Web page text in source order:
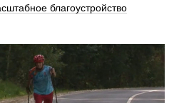
благоустройство